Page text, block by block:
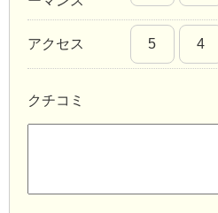
アクセス 5 4
クチコミ